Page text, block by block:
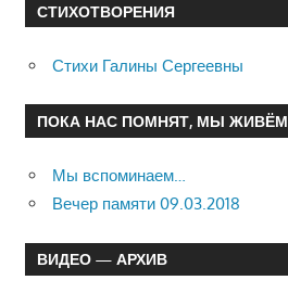
СТИХОТВОРЕНИЯ
Стихи Галины Сергеевны
ПОКА НАС ПОМНЯТ, МЫ ЖИВЁМ
Мы вспоминаем…
Вечер памяти 09.03.2018
ВИДЕО — АРХИВ